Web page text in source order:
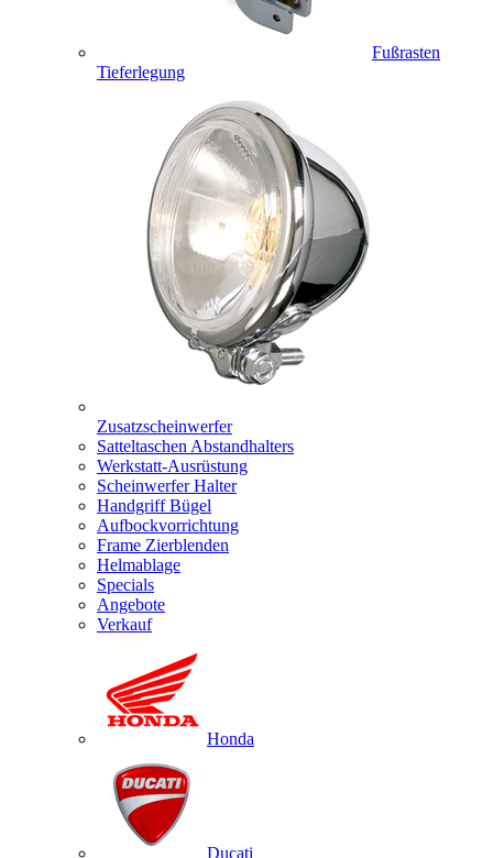
Fußrasten
Tieferlegung
Zusatzscheinwerfer
Satteltaschen Abstandhalters
Werkstatt-Ausrüstung
Scheinwerfer Halter
Handgriff Bügel
Aufbockvorrichtung
Frame Zierblenden
Helmablage
Specials
Angebote
Verkauf
Honda
Ducati